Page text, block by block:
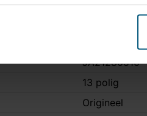
JA21280510
13 polig
Origineel